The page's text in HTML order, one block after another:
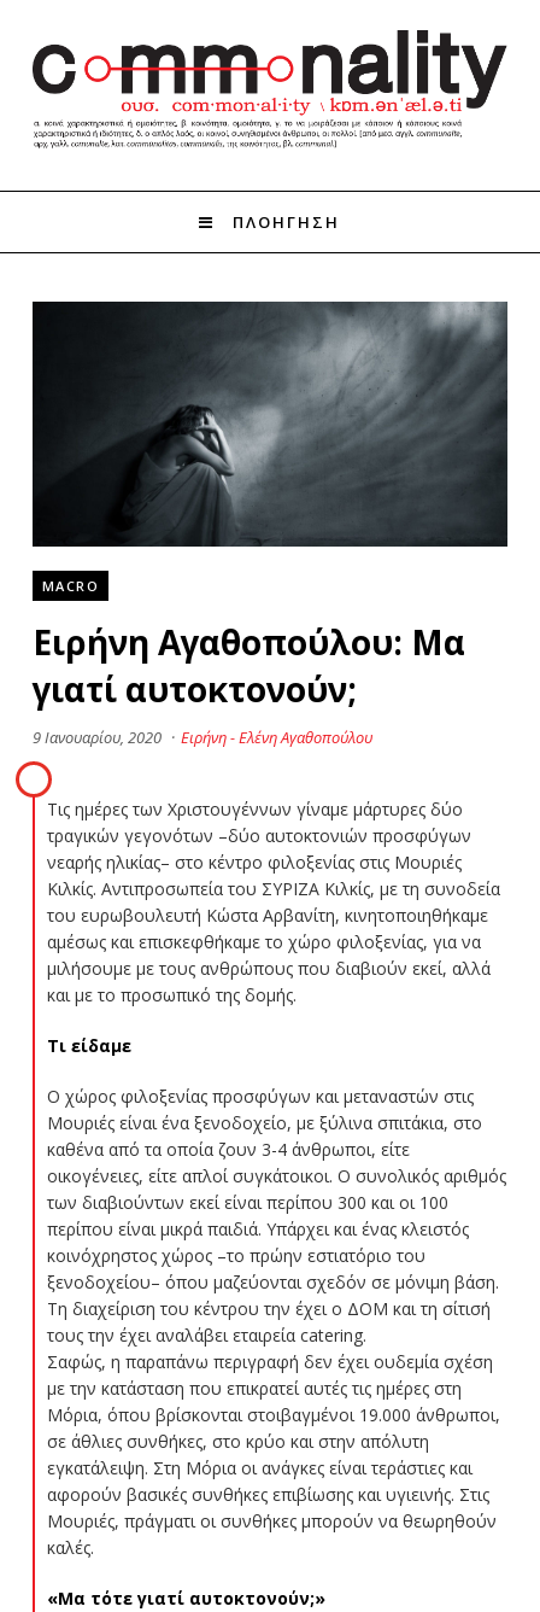
ΠΛΟΗΓΗΣΗ
MACRO
Ειρήνη Αγαθοπούλου: Μα
γιατί αυτοκτονούν;
9 Ιανουαρίου, 2020 · Ειρήνη - Ελένη Αγαθοπούλου
Τις ημέρες των Χριστουγέννων γίναμε μάρτυρες δύο
τραγικών γεγονότων –δύο αυτοκτονιών προσφύγων
νεαρής ηλικίας– στο κέντρο φιλοξενίας στις Μουριές
Κιλκίς. Αντιπροσωπεία του ΣΥΡΙΖΑ Κιλκίς, με τη συνοδεία
του ευρωβουλευτή Κώστα Αρβανίτη, κινητοποιηθήκαμε
αμέσως και επισκεφθήκαμε το χώρο φιλοξενίας, για να
μιλήσουμε με τους ανθρώπους που διαβιούν εκεί, αλλά
και με το προσωπικό της δομής.
Τι είδαμε
Ο χώρος φιλοξενίας προσφύγων και μεταναστών στις
Μουριές είναι ένα ξενοδοχείο, με ξύλινα σπιτάκια, στο
καθένα από τα οποία ζουν 3-4 άνθρωποι, είτε
οικογένειες, είτε απλοί συγκάτοικοι. Ο συνολικός αριθμός
των διαβιούντων εκεί είναι περίπου 300 και οι 100
περίπου είναι μικρά παιδιά. Υπάρχει και ένας κλειστός
κοινόχρηστος χώρος –το πρώην εστιατόριο του
ξενοδοχείου– όπου μαζεύονται σχεδόν σε μόνιμη βάση.
Τη διαχείριση του κέντρου την έχει ο ΔΟΜ και τη σίτισή
τους την έχει αναλάβει εταιρεία catering.
Σαφώς, η παραπάνω περιγραφή δεν έχει ουδεμία σχέση
με την κατάσταση που επικρατεί αυτές τις ημέρες στη
Μόρια, όπου βρίσκονται στοιβαγμένοι 19.000 άνθρωποι,
σε άθλιες συνθήκες, στο κρύο και στην απόλυτη
εγκατάλειψη. Στη Μόρια οι ανάγκες είναι τεράστιες και
αφορούν βασικές συνθήκες επιβίωσης και υγιεινής. Στις
Μουριές, πράγματι οι συνθήκες μπορούν να θεωρηθούν
καλές.
«Μα τότε γιατί αυτοκτονούν;»